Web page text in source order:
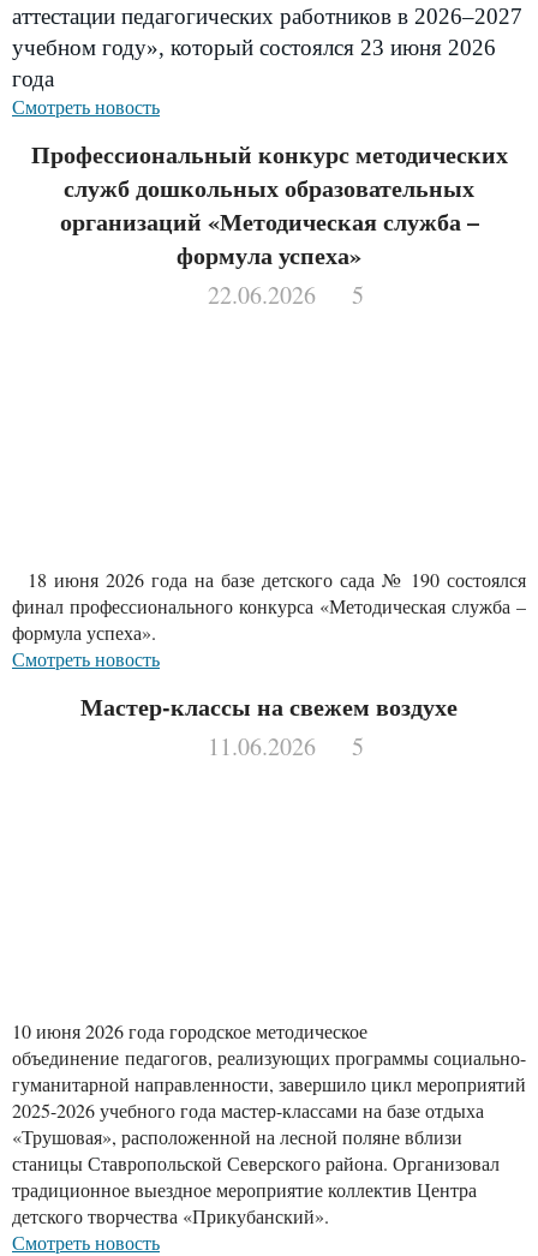
аттестации педагогических работников в 2026–2027
учебном году», который состоялся 23 июня 2026
года
Смотреть новость
Профессиональный конкурс методических
служб дошкольных образовательных
организаций «Методическая служба –
формула успеха»
22.06.2026 5
18 июня 2026 года на базе детского сада № 190 состоялся
финал профессионального конкурса «Методическая служба –
формула успеха».
Смотреть новость
Мастер-классы на свежем воздухе
11.06.2026 5
10 июня 2026 года городское методическое
объединение педагогов, реализующих программы социально-
гуманитарной направленности, завершило цикл мероприятий
2025-2026 учебного года мастер-классами на базе отдыха
«Трушовая», расположенной на лесной поляне вблизи
станицы Ставропольской Северского района. Организовал
традиционное выездное мероприятие коллектив Центра
детского творчества «Прикубанский».
Смотреть новость